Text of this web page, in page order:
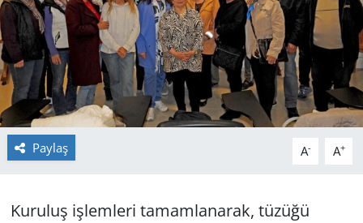
Paylaş A- A+
Kuruluş işlemleri tamamlanarak, tüzüğü
HABERDE İNSAN
KÜLTÜR SANAT
MAGAZİN
POLİTİKA